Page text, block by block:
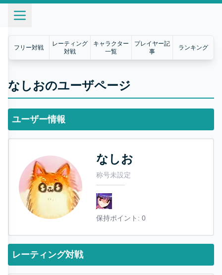
フリー対戦
レーティング
対戦
キャラクター
一覧
プレイヤー記
事
ランキング
なしおのユーザページ
ユーザー情報
なしお
称号未設定
保持ポイント: 0
レーティング対戦